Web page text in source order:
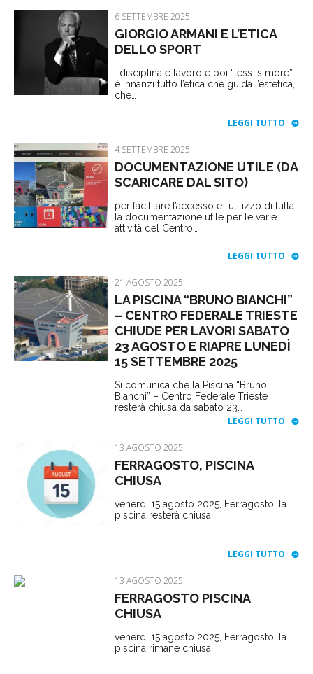
6 SETTEMBRE 2025
GIORGIO ARMANI E L’ETICA
DELLO SPORT
…disciplina e lavoro e poi “less is more”,
è innanzi tutto l’etica che guida l’estetica,
che…
LEGGI TUTTO
4 SETTEMBRE 2025
DOCUMENTAZIONE UTILE (DA
SCARICARE DAL SITO)
per facilitare l’accesso e l’utilizzo di tutta
la documentazione utile per le varie
attività del Centro…
LEGGI TUTTO
21 AGOSTO 2025
LA PISCINA “BRUNO BIANCHI”
– CENTRO FEDERALE TRIESTE
CHIUDE PER LAVORI SABATO
23 AGOSTO E RIAPRE LUNEDÌ
15 SETTEMBRE 2025
Si comunica che la Piscina “Bruno
Bianchi” – Centro Federale Trieste
resterà chiusa da sabato 23…
LEGGI TUTTO
13 AGOSTO 2025
FERRAGOSTO, PISCINA
CHIUSA
venerdì 15 agosto 2025, Ferragosto, la
piscina resterà chiusa
LEGGI TUTTO
13 AGOSTO 2025
FERRAGOSTO PISCINA
CHIUSA
venerdì 15 agosto 2025, Ferragosto, la
piscina rimane chiusa